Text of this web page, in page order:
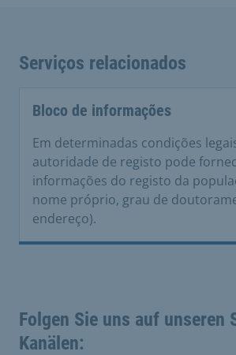
Serviços relacionados
Bloco de informações
Em determinadas condições
autoridade de registo pode
informações do registo da
nome próprio, grau de
endereço).
Folgen Sie uns auf unseren
Kanälen: